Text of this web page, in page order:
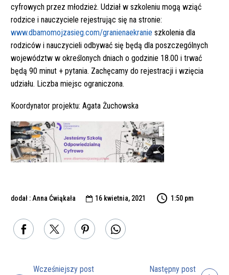
cyfrowych przez młodzież. Udział w szkoleniu mogą wziąć
rodzice i nauczyciele rejestrując się na stronie:
www.dbamomojzasieg.com/granienaekranie szkolenia dla
rodziców i nauczycieli odbywać się będą dla poszczególnych
województw w określonych dniach o godzinie 18.00 i trwać
będą 90 minut + pytania. Zachęcamy do rejestracji i wzięcia
udziału. Liczba miejsc ograniczona.
Koordynator projektu: Agata Żuchowska
dodał : Anna Ćwiąkała  16 kwietnia, 2021 1:50 pm
Wcześniejszy post
Następny post